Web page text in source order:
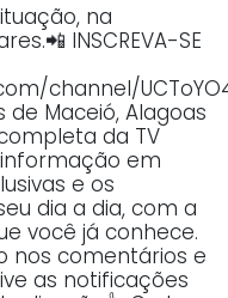
na
INSCREVA-SE
channel/
Maceió, Alagoas
da TV
em
e os
dia a dia, com a
você já conhece.
nos comentários e
as notificações